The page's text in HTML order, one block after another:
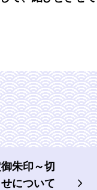
朱印～切
について